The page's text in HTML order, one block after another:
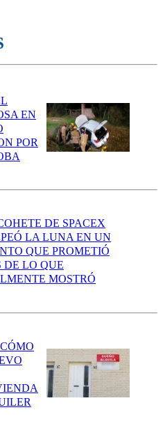
EN
POR
DE SPACEX
LA LUNA EN UN
QUE PROMETIÓ
DE LO QUE
MOSTRÓ